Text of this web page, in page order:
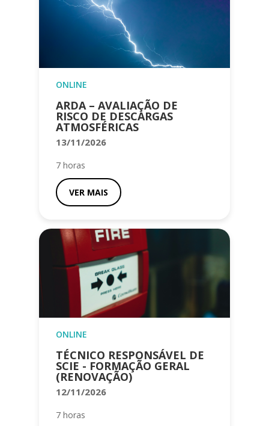
ONLINE
ARDA – AVALIAÇÃO DE
RISCO DE DESCARGAS
ATMOSFÉRICAS
13/11/2026
7 horas
VER MAIS
ONLINE
TÉCNICO RESPONSÁVEL DE
SCIE - FORMAÇÃO GERAL
(RENOVAÇÃO)
12/11/2026
7 horas